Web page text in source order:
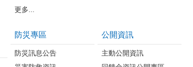
更多...
防災專區
防災訊息公告
公開資訊
主動公開資訊